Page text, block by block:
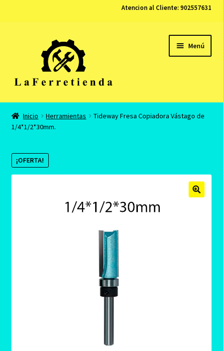
Atencion al Cliente: 902557631
navegación
contenido
Menú
Tienda
Carrito
Finalizar compra
Inicio Herramientas
Tideway Fresa Copiadora Vástago de
1/4*1/2*30mm.
¡OFERTA!